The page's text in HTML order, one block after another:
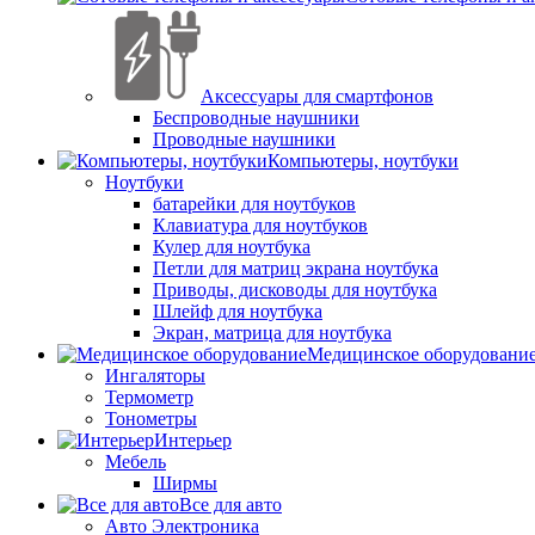
Аксессуары для смартфонов
Беспроводные наушники
Проводные наушники
Компьютеры, ноутбуки
Ноутбуки
батарейки для ноутбуков
Клавиатура для ноутбуков
Кулер для ноутбука
Петли для матриц экрана ноутбука
Приводы, дисководы для ноутбука
Шлейф для ноутбука
Экран, матрица для ноутбука
Медицинское
Ингаляторы
Термометр
Тонометры
Интерьер
Мебель
Ширмы
Все для авто
Авто Электроника